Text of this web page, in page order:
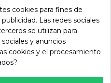
Para ello, consulte nuestra
cookies para fines de
Las redes sociales
se utilizan para
y anuncios
cookies y el procesamiento